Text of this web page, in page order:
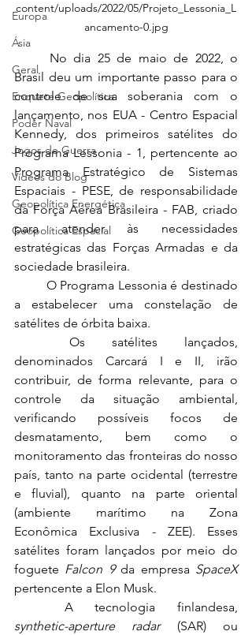
Europa
Ásia
Geral
Enquete Geopolítica
Poder Naval
Jogos de Guerra
Vídeos do Blog
Geopolítica Energética
Geopolítica Espacial
content/uploads/2022/05/Projeto_Lessonia_L
ancamento-0.jpg
Brasil deu um importante passo para o
controle de sua soberania com o
lançamento, nos EUA - Centro Espacial
Kennedy, dos primeiros satélites do
Programa Lessonia - 1, pertencente ao
Programa Estratégico de Sistemas
Espaciais - PESE, de responsabilidade
da Força Aérea Brasileira - FAB, criado
para atender às necessidades
estratégicas das Forças Armadas e da
sociedade brasileira.
a estabelecer uma constelação de
satélites de órbita baixa.
denominados Carcará I e II, irão
contribuir, de forma relevante, para o
controle da situação ambiental,
verificando possíveis focos de
desmatamento, bem como o
monitoramento das fronteiras do nosso
país, tanto na parte ocidental (terrestre
e fluvial), quanto na parte oriental
(ambiente marítimo na Zona
Econômica Exclusiva - ZEE). Esses
satélites foram lançados por meio do
foguete Falcon 9 da empresa SpaceX
pertencente a Elon Musk.
synthetic-aperture radar (SAR) ou